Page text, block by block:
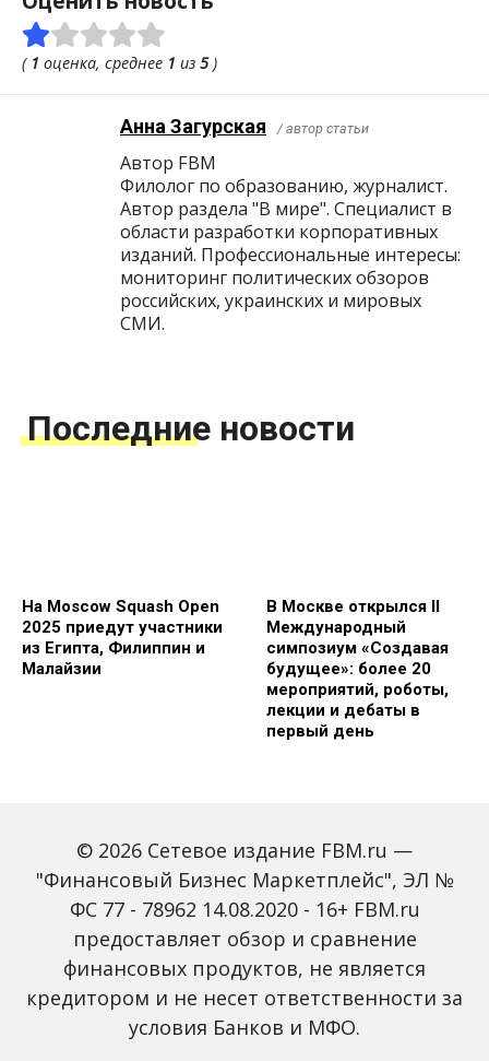
( 1 оценка, среднее 1 из 5)
Анна Загурская / автор статьи
Автор FBM
Филолог по образованию, журналист.
Автор раздела "В мире". Специалист в
области разработки корпоративных
изданий. Профессиональные интересы:
мониторинг политических обзоров
российских, украинских и мировых
СМИ.
Последние новости
На Moscow Squash Open
2025 приедут участники
из Египта, Филиппин и
Малайзии
В Москве открылся II
Международный
симпозиум «Создавая
будущее»: более 20
мероприятий, роботы,
лекции и дебаты в
первый день
Зарплаты вырастут,
банки включат защиту
от мошенников: какие
новые законы ждут
россиян с октября
Россиян предупредили
мошенников на фоне
снижения ключевой
ставки
© 2026 Сетевое издание FBM.ru —
"Финансовый Бизнес Маркетплейс", ЭЛ №
ФС 77 - 78962 14.08.2020 - 16+ FBM.ru
предоставляет обзор и сравнение
финансовых продуктов, не является
кредитором и не несет ответственности за
условия Банков и МФО.